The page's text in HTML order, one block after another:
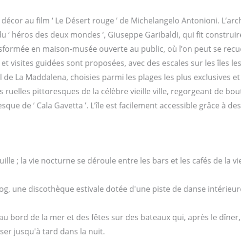
au film ‘ Le Désert rouge ’ de Michelangelo Antonioni.
héros des deux mondes ’, Giuseppe Garibaldi, qui fit
en maison-musée ouverte au public, où l’on peut se
visites guidées sont proposées, avec des escales sur les îles
La Maddalena, choisies parmi les plages les plus exclusives
ruelles pittoresques de la célèbre vieille ville, regorgeant de
de ‘ Cala Gavetta ’. L’île est facilement accessible grâce à
; la vie nocturne se déroule entre les bars et les cafés de la
une discothèque estivale dotée d'une piste de danse
bord de la mer et des fêtes sur des bateaux qui, après le
jusqu'à tard dans la nuit.